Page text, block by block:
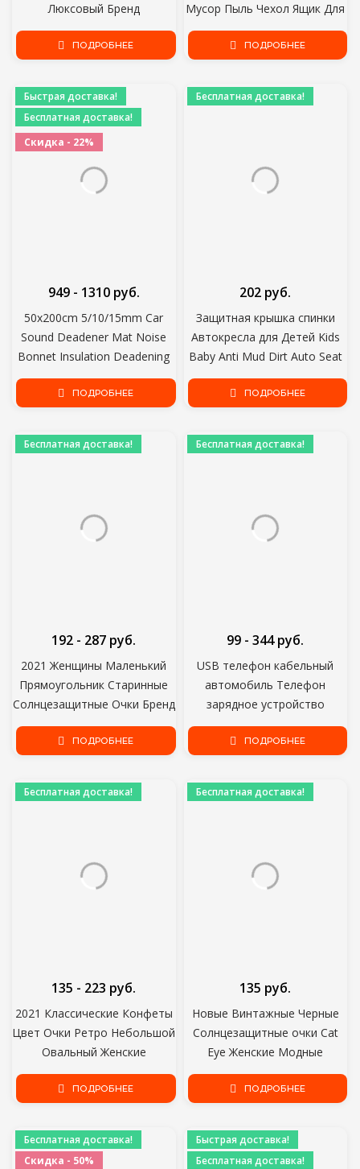
Люксовый Бренд
Путешествия Маленькие
Прямоугольные
Мужчины Женщины
Старинные Ретро Oculos
Lunette De Soleil Femme
ПОДРОБНЕЕ
Мусор Пыль Чехол Ящик Для
Хранения Черный Abs
Квадратный Пресс Тип
Аксессуары Интерьера
ПОДРОБНЕЕ
Быстрая доставка!
Бесплатная доставка!
Скидка - 22%
50x200cm 5/10/15mm Car
Sound Deadener Mat Noise
Bonnet Insulation Deadening
for Hood Engine Sticker
949 - 1310 руб.
ПОДРОБНЕЕ
Бесплатная доставка!
Защитная крышка спинки
Автокресла для Детей Kids
Baby Anti Mud Dirt Auto Seat
Cover Подушка Kick Mat Pad
Автомобильные Аксессуары
202 руб.
ПОДРОБНЕЕ
Бесплатная доставка!
2021 Женщины Маленький
Прямоугольник Старинные
Солнцезащитные Очки Бренд
Дизайнер Ретро Очки Очки
Леди Квадратные Очки
192 - 287 руб.
ПОДРОБНЕЕ
Бесплатная доставка!
USB телефон кабельный
автомобиль Телефон
зарядное устройство
Мобильные телефоны
кабельный автомобиль
Стример кабель для
передачи данных быстрая
99 - 344 руб.
ПОДРОБНЕЕ
Бесплатная доставка!
2021 Классические Конфеты
Цвет Очки Ретро Небольшой
Овальный Женские
Sungalsses Бренд Оттенки
Металла Прямоугольные
135 - 223 руб.
ПОДРОБНЕЕ
Бесплатная доставка!
Новые Винтажные Черные
Солнцезащитные очки Cat
Eye Женские Модные
Брендовые дизайнерские
Зеркальные маленькие
Солнцезащитные очки Для
женских оттенков UV400
135 руб.
ПОДРОБНЕЕ
Бесплатная доставка!
Скидка - 50%
Быстрая доставка!
Бесплатная доставка!